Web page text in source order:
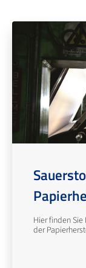
Hier finden
der